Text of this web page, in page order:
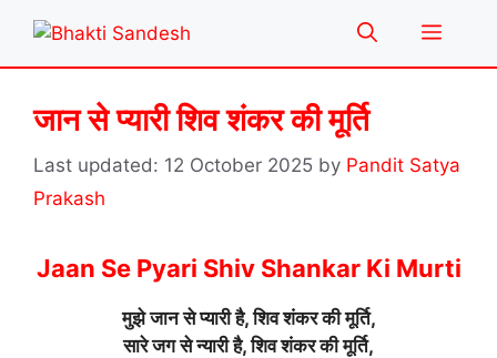
content
Menu
जान से प्यारी शिव शंकर की मूर्ति
12 October 2025 by Pandit Satya
Prakash
Jaan Se Pyari Shiv Shankar Ki Murti
मुझे जान से प्यारी है, शिव शंकर की मूर्ति,
सारे जग से न्यारी है, शिव शंकर की मूर्ति,